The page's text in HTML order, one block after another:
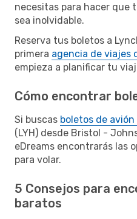
necesitas para hacer que
sea inolvidable.
Reserva tus boletos a
primera agencia de viajes
empieza a planificar tu
Cómo encontrar
Si buscas boletos de
(LYH) desde Bristol -
eDreams encontrarás las
para volar.
5 Consejos para
baratos